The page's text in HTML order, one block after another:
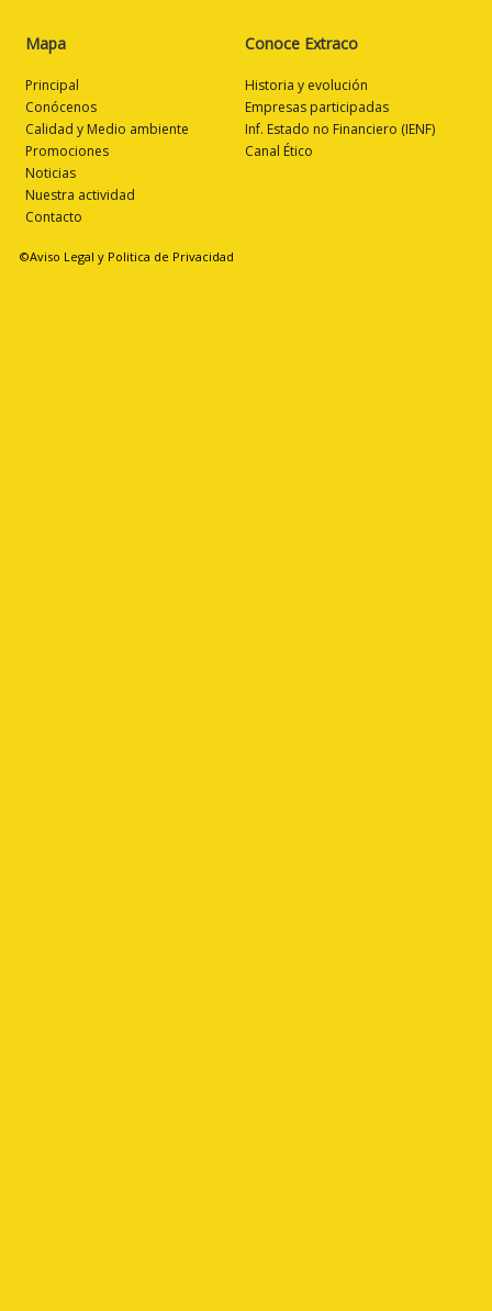
Mapa
Principal
Conócenos
Calidad y Medio ambiente
Promociones
Noticias
Nuestra actividad
Contacto
Conoce Extraco
Historia y evolución
Empresas participadas
Inf. Estado no Financiero (IENF)
Canal Ético
©Aviso Legal y Politica de Privacidad